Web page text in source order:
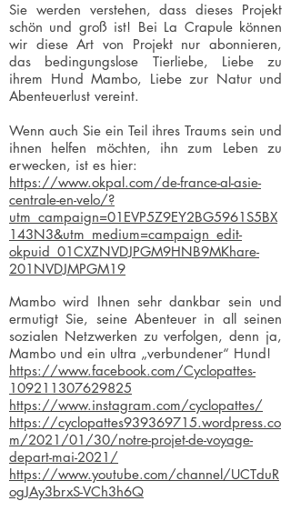
Sie werden verstehen, dass dieses Projekt
schön und groß ist! Bei La Crapule können
wir diese Art von Projekt nur abonnieren,
das bedingungslose Tierliebe, Liebe zu
ihrem Hund Mambo, Liebe zur Natur und
Abenteuerlust vereint.
Wenn auch Sie ein Teil ihres Traums sein und
ihnen helfen möchten, ihn zum Leben zu
erwecken, ist es hier:
https://www.okpal.com/de-france-al-asie-
centrale-en-velo/?
utm_campaign=01EVP5Z9EY2BG5961S5BX
143N3&utm_medium=campaign_edit-
okpuid_01CXZNVDJPGM9HNB9MKhare-
201NVDJMPGM19
Mambo wird Ihnen sehr dankbar sein und
ermutigt Sie, seine Abenteuer in all seinen
sozialen Netzwerken zu verfolgen, denn ja,
Mambo und ein ultra „verbundener“ Hund!
https://www.facebook.com/Cyclopattes-
109211307629825
https://www.instagram.com/cyclopattes/
https://cyclopattes939369715.wordpress.co
m/2021/01/30/notre-projet-de-voyage-
depart-mai-2021/
https://www.youtube.com/channel/UCTduR
ogJAy3brxS-VCh3h6Q